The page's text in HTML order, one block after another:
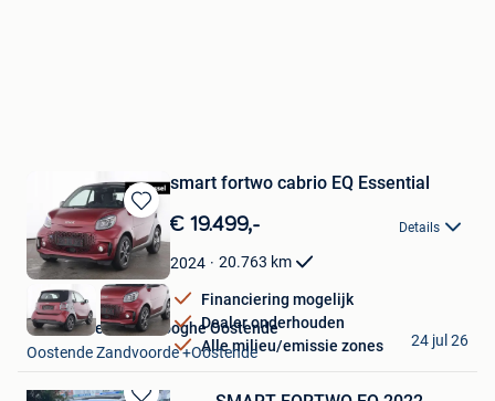
Bewaren
in
Mijn
Favorieten
smart fortwo cabrio EQ Essential
€ 19.499,- Details
2024 20.763 km
Financiering mogelijk
Dealer onderhouden
Alle milieu/emissie zones
Van Mossel Vereenooghe Oostende
Oostende Zandvoorde +Oostende
24 jul 26